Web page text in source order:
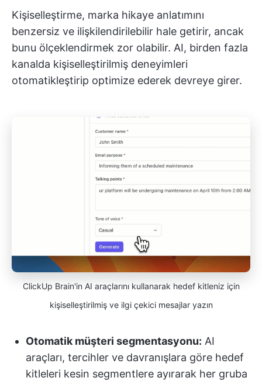
Kişiselleştirme, marka hikaye anlatımını
benzersiz ve ilişkilendirilebilir hale getirir, ancak
bunu ölçeklendirmek zor olabilir. AI, birden fazla
kanalda kişiselleştirilmiş deneyimleri
otomatikleştirip optimize ederek devreye girer.
ClickUp Brain'in AI araçlarını kullanarak hedef kitleniz için
kişiselleştirilmiş ve ilgi çekici mesajlar yazın
Otomatik müşteri segmentasyonu: AI
araçları, tercihler ve davranışlara göre hedef
kitleleri kesin segmentlere ayırarak her gruba